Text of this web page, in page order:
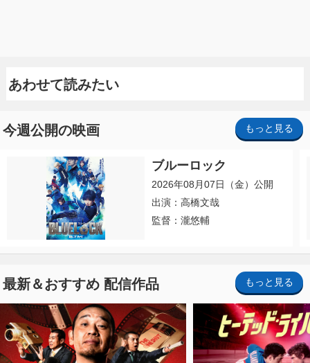
あわせて読みたい
今週公開の映画 もっと見る
ブルーロック
2026年08月07日（金）公開
出演：高橋文哉
監督：瀧悠輔
最新＆おすすめ 配信作品 もっと見る